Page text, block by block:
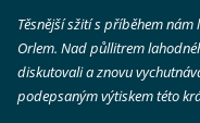
Těsnější sžití s příběhem
Orlem. Nad půllitrem
diskutovali a znovu
podepsaným výtiskem této